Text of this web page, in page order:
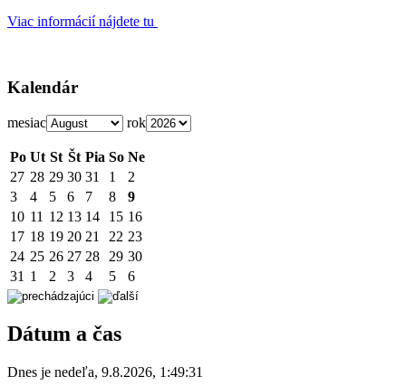
Viac informácií nájdete tu
Kalendár
mesiac rok
Po Ut St Št Pia So Ne
27 28 29 30 31 1
2
3
4 5 6 7 8
9
10 11 12 13 14 15 16
17 18 19 20 21 22 23
24 25 26 27 28 29 30
31 1 2 3 4 5 6
Dátum a čas
Dnes je nedeľa, 9.8.2026, 1:49:31